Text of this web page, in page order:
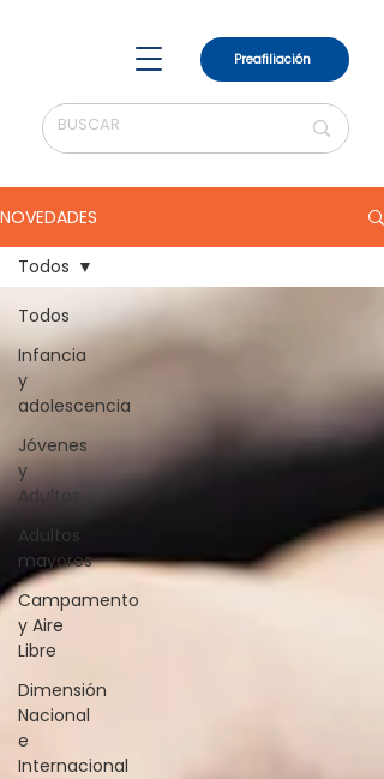
Preafiliación
NOVEDADES
Todos
Infancia
y
adolescencia
Jóvenes
y
Adultos
Adultos
mayores
Campamento
y Aire
Libre
Dimensión
Nacional
e
Internacional
Todos